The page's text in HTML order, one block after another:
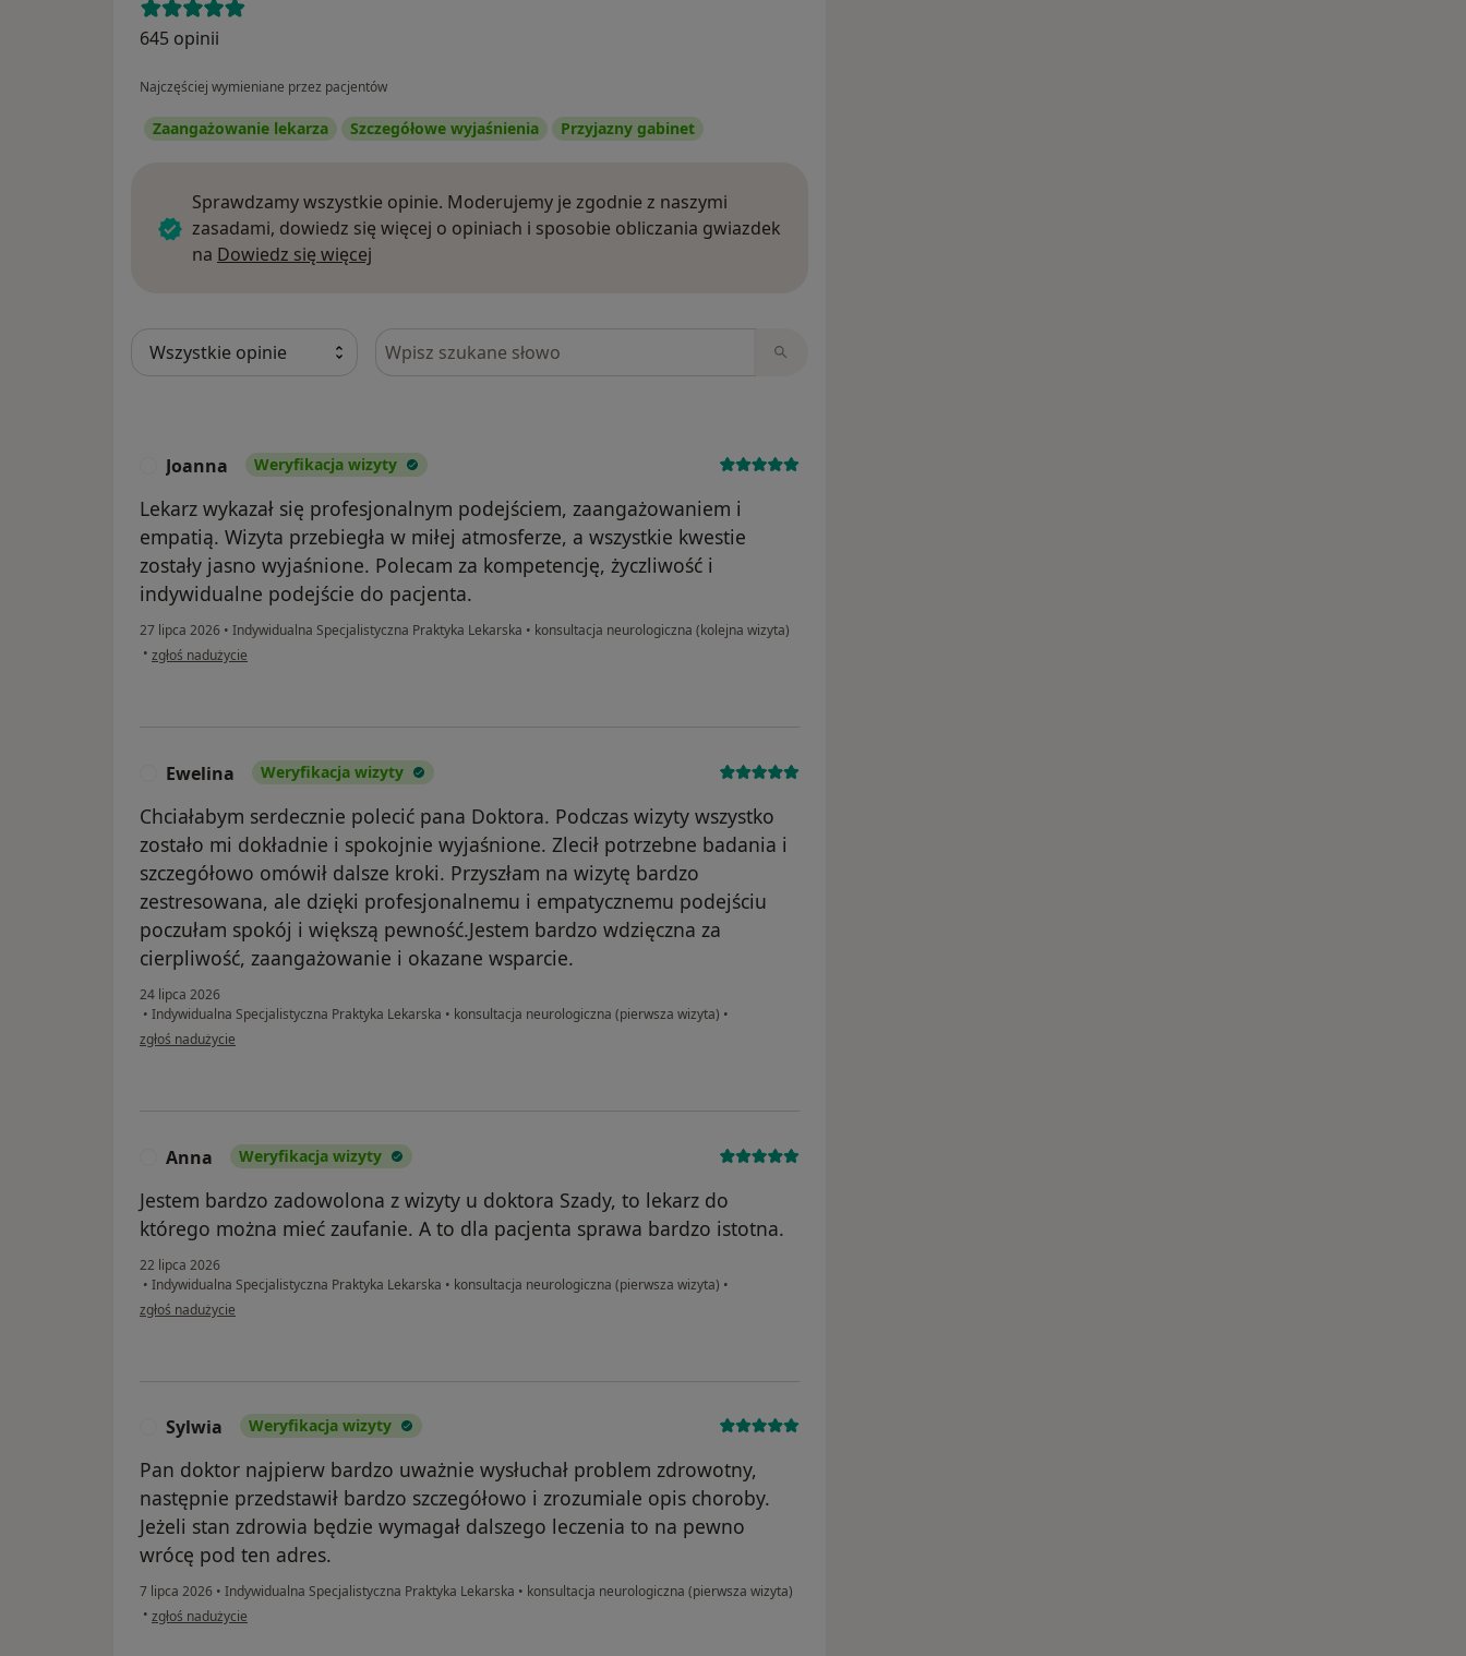
645 opinii
Najczęściej wymieniane przez pacjentów
Zaangażowanie lekarza Szczegółowe wyjaśnienia Przyjazny gabinet
Sprawdzamy wszystkie opinie. Moderujemy je zgodnie z naszymi
zasadami, dowiedz się więcej o opiniach i sposobie obliczania gwiazdek
na Dowiedz się więcej
Szukaj w opiniach
Joanna Weryfikacja wizyty
Lekarz wykazał się profesjonalnym podejściem, zaangażowaniem i
empatią. Wizyta przebiegła w miłej atmosferze, a wszystkie kwestie
zostały jasno wyjaśnione. Polecam za kompetencję, życzliwość i
indywidualne podejście do pacjenta.
27 lipca 2026 • Indywidualna Specjalistyczna Praktyka Lekarska • konsultacja neurologiczna (kolejna wizyta)
• w opinii użytkownika Joanna
zgłoś nadużycie
Ewelina Weryfikacja wizyty
Chciałabym serdecznie polecić pana Doktora. Podczas wizyty wszystko
zostało mi dokładnie i spokojnie wyjaśnione. Zlecił potrzebne badania i
szczegółowo omówił dalsze kroki. Przyszłam na wizytę bardzo
zestresowana, ale dzięki profesjonalnemu i empatycznemu podejściu
poczułam spokój i większą pewność.Jestem bardzo wdzięczna za
cierpliwość, zaangażowanie i okazane wsparcie.
24 lipca 2026
• Indywidualna Specjalistyczna Praktyka Lekarska • konsultacja neurologiczna (pierwsza wizyta) •
w opinii użytkownika Ewelina
zgłoś nadużycie
Anna Weryfikacja wizyty
Jestem bardzo zadowolona z wizyty u doktora Szady, to lekarz do
którego można mieć zaufanie. A to dla pacjenta sprawa bardzo istotna.
22 lipca 2026
• Indywidualna Specjalistyczna Praktyka Lekarska • konsultacja neurologiczna (pierwsza wizyta) •
w opinii użytkownika Anna
zgłoś nadużycie
Sylwia Weryfikacja wizyty
Pan doktor najpierw bardzo uważnie wysłuchał problem zdrowotny,
następnie przedstawił bardzo szczegółowo i zrozumiale opis choroby.
Jeżeli stan zdrowia będzie wymagał dalszego leczenia to na pewno
wrócę pod ten adres.
7 lipca 2026 • Indywidualna Specjalistyczna Praktyka Lekarska • konsultacja neurologiczna (pierwsza wizyta)
• w opinii użytkownika Sylwia
zgłoś nadużycie